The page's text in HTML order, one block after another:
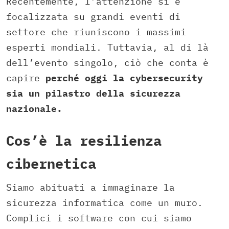
focalizzata su grandi eventi di
settore che riuniscono i massimi
esperti mondiali. Tuttavia, al di là
dell’evento singolo, ciò che conta è
capire perché oggi la cybersecurity
sia un pilastro della sicurezza
nazionale.
Cos’è la resilienza
cibernetica
Siamo abituati a immaginare la
sicurezza informatica come un muro.
Complici i software con cui siamo